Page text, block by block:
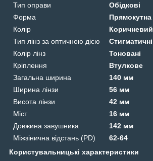
Тип оправи
Обідкові
Форма
Прямокутна
Колір
Коричневий
Тип лінз за оптичною дією
Стигматичні
Колір лінз
Тоновані
Кріплення
Втулкове
Загальна ширина
140 мм
Ширина лінзи
56 мм
Висота лінзи
42 мм
Міст
16 мм
Довжина завушника
142 мм
Міжзінична відстань (PD)
62-64
Користувальницькі характеристики